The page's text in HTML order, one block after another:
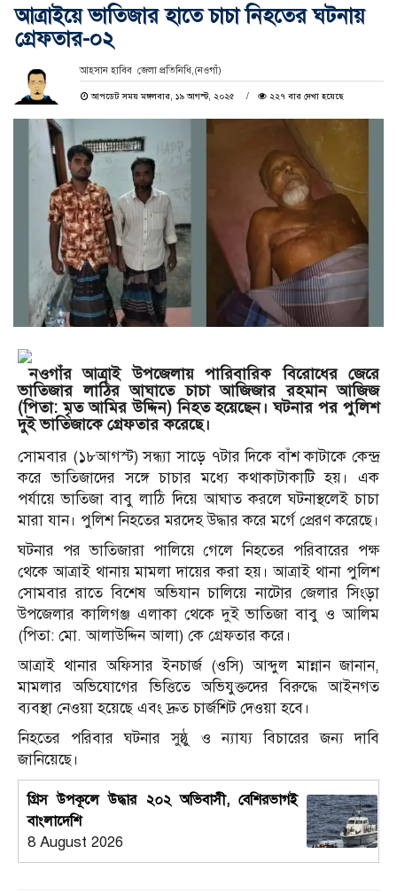
আত্রাইয়ে ভাতিজার হাতে চাচা নিহতের ঘটনায়
গ্রেফতার-০২
আহসান হাবিব জেলা প্রতিনিধি,(নওগাঁ)
আপডেট সময় মঙ্গলবার, ১৯ আগস্ট, ২০২৫ ২২৭ বার দেখা হয়েছে
নওগাঁর আত্রাই উপজেলায় পারিবারিক বিরোধের জেরে
ভাতিজার লাঠির আঘাতে চাচা আজিজার রহমান আজিজ
(পিতা: মৃত আমির উদ্দিন) নিহত হয়েছেন। ঘটনার পর পুলিশ
দুই ভাতিজাকে গ্রেফতার করেছে।
সোমবার (১৮আগস্ট) সন্ধ্যা সাড়ে ৭টার দিকে বাঁশ কাটাকে কেন্দ্র
করে ভাতিজাদের সঙ্গে চাচার মধ্যে কথাকাটাকাটি হয়। এক
পর্যায়ে ভাতিজা বাবু লাঠি দিয়ে আঘাত করলে ঘটনাস্থলেই চাচা
মারা যান। পুলিশ নিহতের মরদেহ উদ্ধার করে মর্গে প্রেরণ করেছে।
ঘটনার পর ভাতিজারা পালিয়ে গেলে নিহতের পরিবারের পক্ষ
থেকে আত্রাই থানায় মামলা দায়ের করা হয়। আত্রাই থানা পুলিশ
সোমবার রাতে বিশেষ অভিযান চালিয়ে নাটোর জেলার সিংড়া
উপজেলার কালিগঞ্জ এলাকা থেকে দুই ভাতিজা বাবু ও আলিম
(পিতা: মো. আলাউদ্দিন আলা) কে গ্রেফতার করে।
আত্রাই থানার অফিসার ইনচার্জ (ওসি) আব্দুল মান্নান জানান,
মামলার অভিযোগের ভিত্তিতে অভিযুক্তদের বিরুদ্ধে আইনগত
ব্যবস্থা নেওয়া হয়েছে এবং দ্রুত চার্জশিট দেওয়া হবে।
নিহতের পরিবার ঘটনার সুষ্ঠু ও ন্যায্য বিচারের জন্য দাবি
জানিয়েছে।
গ্রিস উপকূলে উদ্ধার ২০২ অভিবাসী, বেশিরভাগই
বাংলাদেশি
8 August 2026